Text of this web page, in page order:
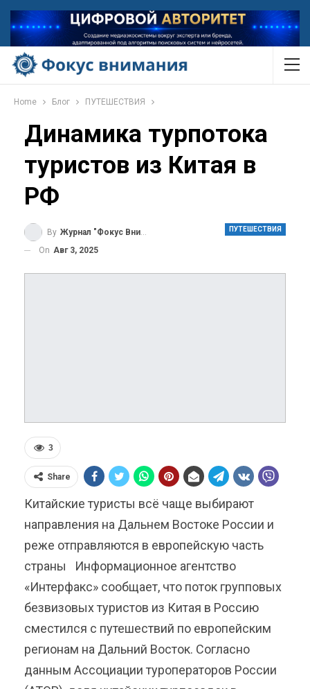
Home Блог ПУТЕШЕСТВИЯ
Динамика турпотока
туристов из Китая в
РФ
ПУТЕШЕСТВИЯ
By Журнал "Фокус Внимания"
On Авг 3, 2025
3
Share
Китайские туристы всё чаще выбирают
направления на Дальнем Востоке России и
реже отправляются в европейскую часть
страны Информационное агентство
«Интерфакс» сообщает, что поток групповых
безвизовых туристов из Китая в Россию
сместился с путешествий по европейским
регионам на Дальний Восток. Согласно
данным Ассоциации туроператоров России